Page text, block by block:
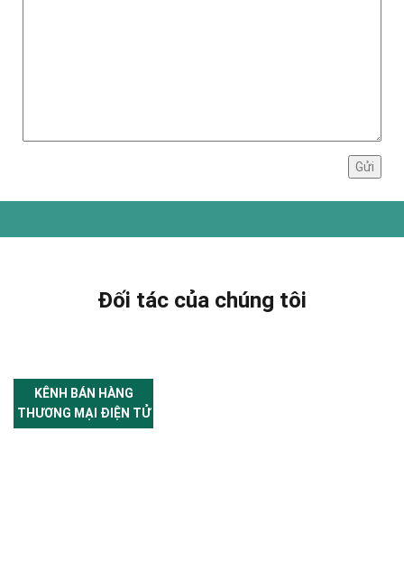
Đối tác của chúng tôi
KÊNH BÁN HÀNG
THƯƠNG MẠI ĐIỆN TỬ